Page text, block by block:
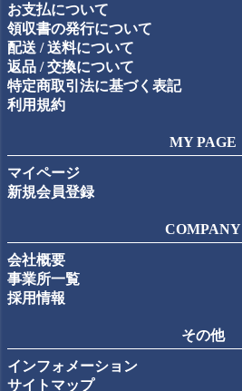
お支払について
領収書の発行について
配送 / 送料について
返品 / 交換について
特定商取引法に基づく表記
利用規約
MY PAGE
マイページ
新規会員登録
COMPANY
会社概要
事業所一覧
採用情報
その他
インフォメーション
サイトマップ